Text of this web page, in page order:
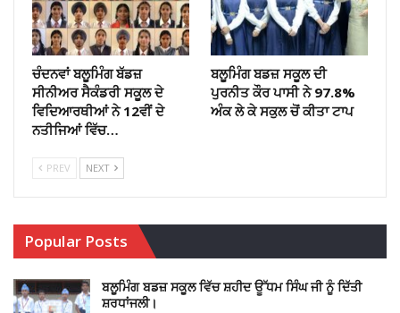
ਚੰਦਨਵਾਂ ਬਲੂਮਿੰਗ ਬੱਡਜ਼
ਸੀਨੀਅਰ ਸੈਕੰਡਰੀ ਸਕੂਲ ਦੇ
ਵਿਦਿਆਰਥੀਆਂ ਨੇ 12ਵੀਂ ਦੇ
ਨਤੀਜਿਆਂ ਵਿੱਚ…
ਬਲੂਮਿੰਗ ਬਡਜ਼ ਸਕੂਲ ਦੀ
ਪੁਰਨੀਤ ਕੌਰ ਪਾਸੀ ਨੇ 97.8%
ਅੰਕ ਲੇ ਕੇ ਸਕੁਲ ਚੋਂ ਕੀਤਾ ਟਾਪ
PREV NEXT
Popular Posts
ਬਲੂਮਿੰਗ ਬਡਜ਼ ਸਕੂਲ ਵਿੱਚ ਸ਼ਹੀਦ ਊੱਧਮ ਸਿੰਘ ਜੀ ਨੂੰ ਦਿੱਤੀ
ਸ਼ਰਧਾਂਜਲੀ।